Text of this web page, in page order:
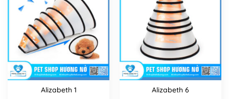
Alizabeth 1
Alizabeth 6